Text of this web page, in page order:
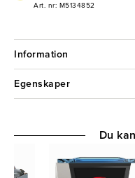
Art. nr: M5134852
Information
Egenskaper
Du